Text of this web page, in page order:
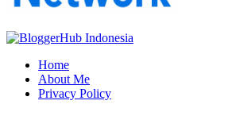
Home
About Me
Privacy Policy